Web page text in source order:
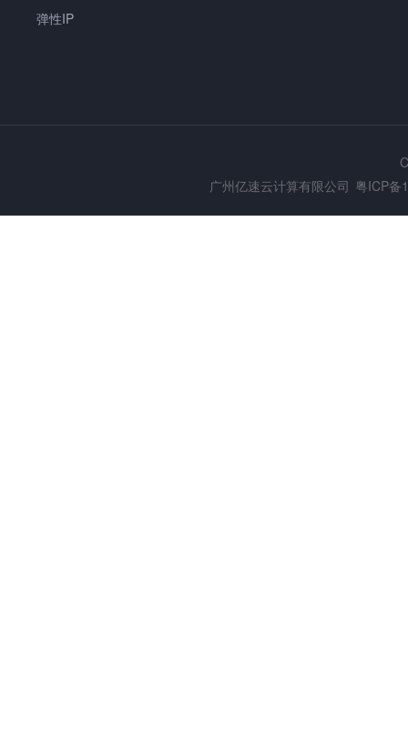
弹性IP
广州亿速云计算有限公司 粤ICP备